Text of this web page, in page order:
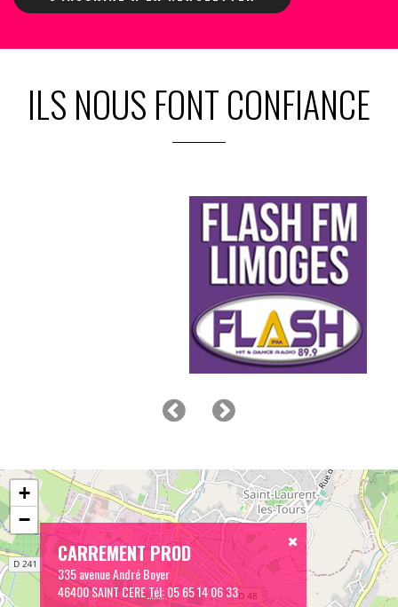
ILS NOUS FONT CONFIANCE
CARREMENT PROD
335 avenue André Boyer
46400 SAINT CERETél:05 65 14 06 33
+
−